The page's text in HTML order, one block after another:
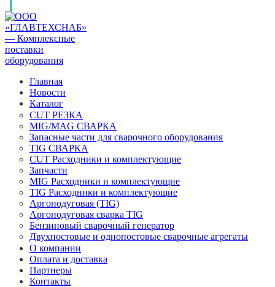
Главная
Новости
Каталог
CUT РЕЗКА
MIG/MAG СВАРКА
Запасные части для сварочного оборудования
TIG СВАРКА
CUT Расходники и комплектующие
Запчасти
MIG Расходники и комплектующие
TIG Расходники и комплектующие
Аргонодуговая (TIG)
Аргонодуговая сварка TIG
Бензиновый сварочный генератор
Двухпостовые и однопостовые сварочные агрегаты
О компании
Оплата и доставка
Партнеры
Контакты